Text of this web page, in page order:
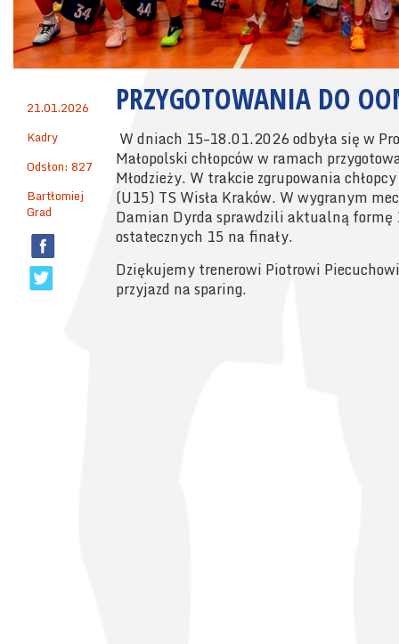
21.01.2026
Kadry
Odsłon: 827
Bartłomiej
Grad
PRZYGOTOWANIA DO
W dniach 15–18.01.2026 odbyła się w
Małopolski chłopców w ramach
Młodzieży. W trakcie zgrupowania
(U15) TS Wisła Kraków. W wygranym
Damian Dyrda sprawdzili aktualną formę
ostatecznych 15 na finały.
Dziękujemy trenerowi Piotrowi
przyjazd na sparing.